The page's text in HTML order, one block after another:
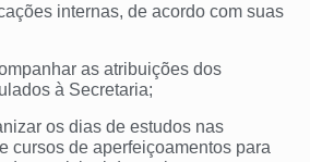
internas, de acordo com suas
as atribuições dos
à Secretaria;
os dias de estudos nas
cursos de aperfeiçoamentos para